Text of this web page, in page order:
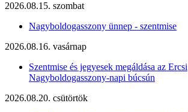
2026.08.15. szombat
Nagyboldogasszony ünnep - szentmise
2026.08.16. vasárnap
Szentmise és jegyesek megáldása az Ercsi
Nagyboldogasszony-napi búcsún
2026.08.20. csütörtök